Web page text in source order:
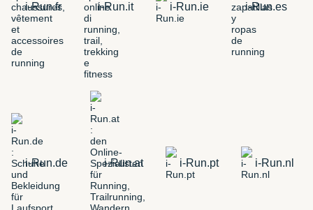
i-Run.fr i-Run.it i-Run.ie i-Run.es
i-Run.de i-Run.at i-Run.pt i-Run.nl